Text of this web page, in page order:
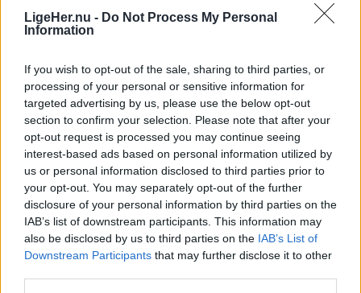
LigeHer.nu - Do Not Process My Personal
Information
If you wish to opt-out of the sale, sharing to third parties, or
processing of your personal or sensitive information for
targeted advertising by us, please use the below opt-out
section to confirm your selection. Please note that after your
opt-out request is processed you may continue seeing
interest-based ads based on personal information utilized by
us or personal information disclosed to third parties prior to
your opt-out. You may separately opt-out of the further
disclosure of your personal information by third parties on the
IAB’s list of downstream participants. This information may
also be disclosed by us to third parties on the IAB’s List of
Downstream Participants that may further disclose it to other
retning, oplyser politiet.
Senere onsdag eftermiddag har Nordjyllands Politi
efterfølgende oplyst, at gasudslippet er under
kontrol, og at faren derfor er drevet over igen.
Man kan derfor igen frit færdes udenfor.
Events
Franske akrobater indtager Frederik